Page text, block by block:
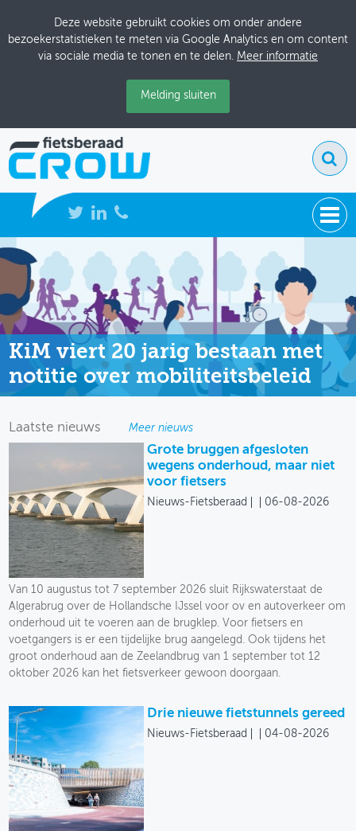
Deze website gebruikt cookies om onder andere
bezoekerstatistieken te meten via Google Analytics en om content
via sociale media te tonen en te delen. Meer informatie
Melding sluiten
NIEUWS
BIJEENKOMSTEN
KENNISBANK
ADRESSENBOEK
OVER FIETSBERAAD
THEMASITES
GEBRUIKER
KiM viert 20 jarig bestaan met
notitie over mobiliteitsbeleid
Laatste nieuws Meer nieuws
Grote bruggen afgesloten
wegens onderhoud, maar niet
voor fietsers
Nieuws-Fietsberaad 06-08-2026
Van 10 augustus tot 7 september 2026 sluit Rijkswaterstaat de
Algerabrug over de Hollandsche IJssel voor ov en autoverkeer om
onderhoud uit te voeren aan de brugklep. Voor fietsers en
voetgangers is er een tijdelijke brug aangelegd. Ook tijdens het
groot onderhoud aan de Zeelandbrug van 1 september tot 12
oktober 2026 kan het fietsverkeer gewoon doorgaan.
Drie nieuwe fietstunnels gereed
Nieuws-Fietsberaad 04-08-2026